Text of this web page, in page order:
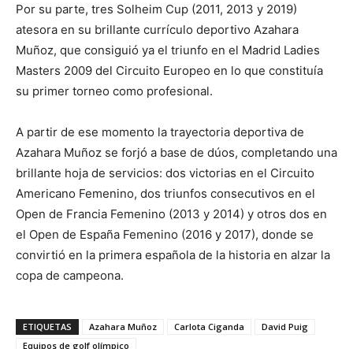
Por su parte, tres Solheim Cup (2011, 2013 y 2019)
atesora en su brillante currículo deportivo Azahara
Muñoz, que consiguió ya el triunfo en el Madrid Ladies
Masters 2009 del Circuito Europeo en lo que constituía
su primer torneo como profesional.
A partir de ese momento la trayectoria deportiva de
Azahara Muñoz se forjó a base de dúos, completando una
brillante hoja de servicios: dos victorias en el Circuito
Americano Femenino, dos triunfos consecutivos en el
Open de Francia Femenino (2013 y 2014) y otros dos en
el Open de España Femenino (2016 y 2017), donde se
convirtió en la primera española de la historia en alzar la
copa de campeona.
ETIQUETAS Azahara Muñoz Carlota Ciganda
David Puig
Equipos de golf olímpico